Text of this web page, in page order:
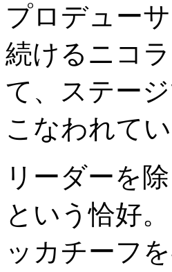
プロデュー
続けるニコ
て、ステー
こなわれて
リーダーを
という恰好
ッカチーフ